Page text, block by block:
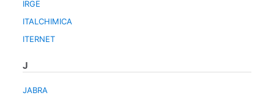
IRGE
ITALCHIMICA
ITERNET
J
JABRA